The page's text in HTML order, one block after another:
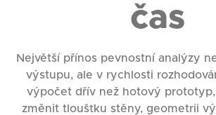
čas
Největší přínos pevnostní analýzy
výstupu, ale v rychlosti
výpočet dřív než hotový
změnit tloušťku stěny, geometrii